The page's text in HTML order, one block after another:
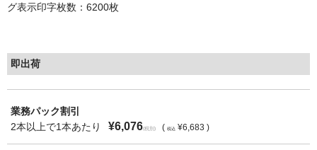
もっと安い販売店があります。何が違うのですか？
リサイクルトナーの評価
リサイクルトナーの選び方
リサイクルトナーを使える会社、使えない会社
グ表示印字枚数：6200枚
即出荷
業務パック割引
2本以上で1本あたり
¥6,076(税別) ( 税込 ¥6,683 )